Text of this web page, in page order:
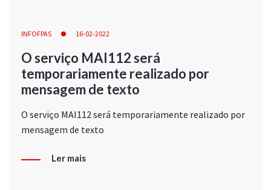
INFOFPAS 16-02-2022
O serviço MAI112 será
temporariamente realizado por
mensagem de texto
O serviço MAI112 será temporariamente realizado por
mensagem de texto
Ler mais